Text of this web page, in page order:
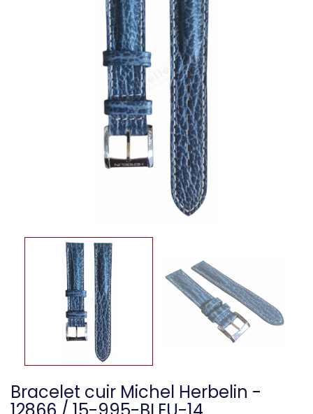
Bracelet cuir Michel Herbelin -